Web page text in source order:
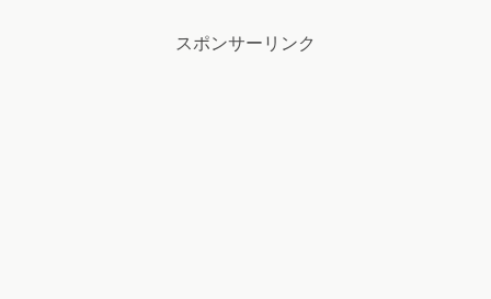
スポンサーリンク